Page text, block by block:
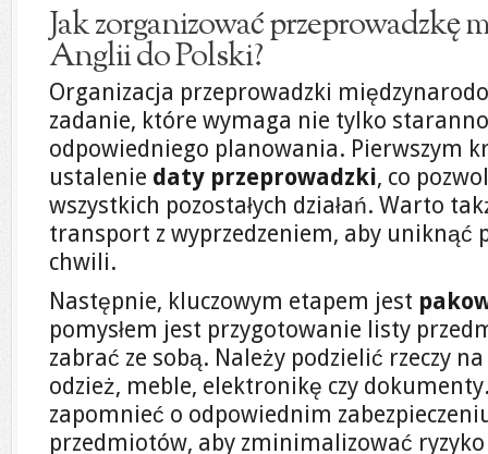
Jak zorganizować przeprowadzkę
Anglii do Polski?
Organizacja przeprowadzki
zadanie, które wymaga nie tylko
odpowiedniego planowania. Pierwszym
ustalenie daty przeprowadzki, co
wszystkich pozostałych działań. Warto
transport z wyprzedzeniem, aby uniknąć
chwili.
Następnie, kluczowym etapem jest
pomysłem jest przygotowanie listy
zabrać ze sobą. Należy podzielić rzeczy
odzież, meble, elektronikę czy
zapomnieć o odpowiednim
przedmiotów, aby zminimalizować